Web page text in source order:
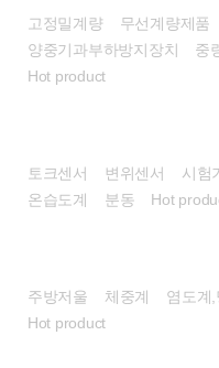
고정밀계량 무선계량제품
양중기과부하방지장치
중
Hot product
토크센서 변위센서 시험
온습도계
분동 Hot
주방저울 체중계 염도계
Hot product